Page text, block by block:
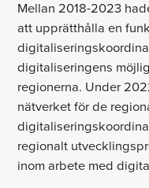
Mellan 2018-2023
att upprätthålla en
digitaliseringens
regionerna. Under
nätverket för de
regionalt
inom arbete med